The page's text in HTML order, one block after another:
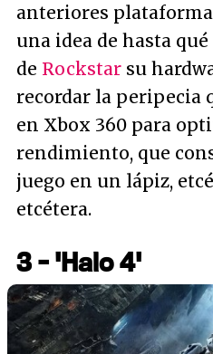
anteriores
una idea de hasta
de Rockstar su
recordar la peripecia
en Xbox 360 para
rendimiento, que
juego en un lápiz,
etcétera.
3 - 'Halo 4'